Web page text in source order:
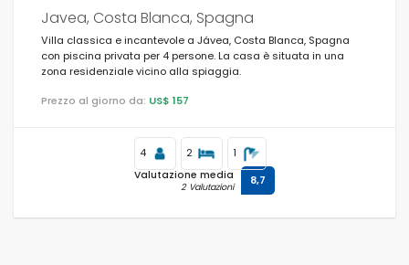
Javea, Costa Blanca, Spagna
Villa classica e incantevole a Jávea, Costa Blanca, Spagna
con piscina privata per 4 persone. La casa è situata in una
zona residenziale vicino alla spiaggia.
Prezzo al giorno da: US$ 157
4 2 1
Valutazione media
2 Valutazioni 8,7